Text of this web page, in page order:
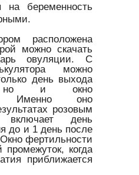
на беременность
расположена
можно скачать
овуляции. С
можно
день выхода
но и окно
Именно оно
розовым
день
до и 1 день после
фертильности
когда
приближается